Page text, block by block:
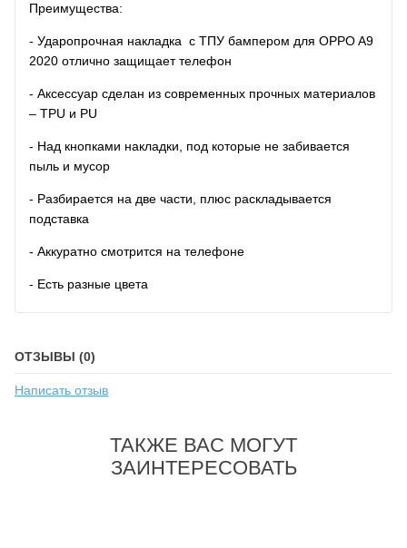
Преимущества:
- Ударопрочная накладка с ТПУ бампером для OPPO A9
2020 отлично защищает телефон
- Аксессуар сделан из современных прочных материалов
– TPU и PU
- Над кнопками накладки, под которые не забивается
пыль и мусор
- Разбирается на две части, плюс раскладывается
подставка
- Аккуратно смотрится на телефоне
- Есть разные цвета
ОТЗЫВЫ (0)
Написать отзыв
ТАКЖЕ ВАС МОГУТ
ЗАИНТЕРЕСОВАТЬ